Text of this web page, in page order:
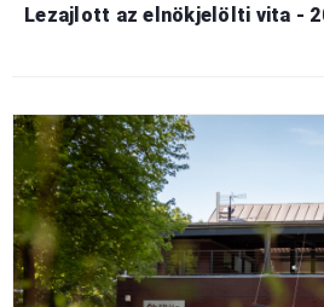
Lezajlott az elnökjelölti vita -